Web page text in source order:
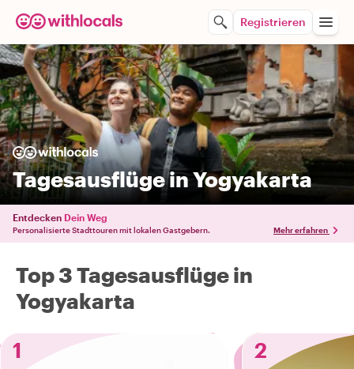
Registrieren
Tagesausflüge in Yogyakarta
Entdecken Dein Weg
Personalisierte Stadttouren mit lokalen Gastgebern. Mehr erfahren
Top 3 Tagesausflüge in
Yogyakarta
1
2